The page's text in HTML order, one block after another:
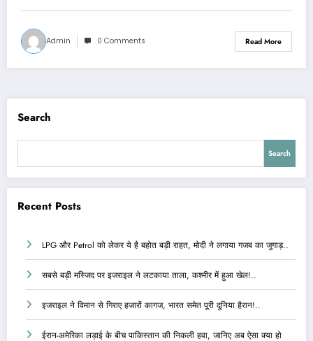
Admin 0 Comments Read More
Search
Search
Recent Posts
LPG और Petrol को लेकर ये है बहोत बड़ी राहत, मोदी ने लगाया गजब का जुगाड़..
सबसे बड़ी मस्जिद पर इजराइल ने लटकाया ताला, कश्मीर में हुआ खेल!..
इजराइल ने विमान से गिराए हजारों कागज, भारत समेत पूरी दुनिया हैरान!..
ईरान-अमेरिका लड़ाई के बीच पाकिस्तान की निकली हवा, जानिए अब ऐसा क्या हो